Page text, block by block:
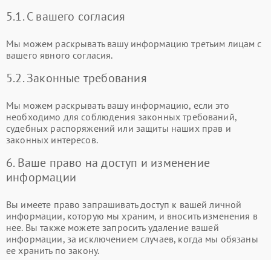
5.1. С вашего согласия
Мы можем раскрывать вашу информацию третьим лицам с
вашего явного согласия.
5.2. Законные требования
Мы можем раскрывать вашу информацию, если это
необходимо для соблюдения законных требований,
судебных распоряжений или защиты наших прав и
законных интересов.
6. Ваше право на доступ и изменение
информации
Вы имеете право запрашивать доступ к вашей личной
информации, которую мы храним, и вносить изменения в
нее. Вы также можете запросить удаление вашей
информации, за исключением случаев, когда мы обязаны
ее хранить по закону.